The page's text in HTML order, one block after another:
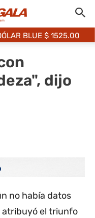
BLUE $ 1525.00
dijo
no había datos
atribuyó el triunfo